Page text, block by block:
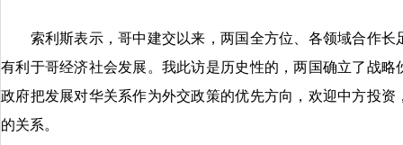
索利斯表示，哥中建交以来，两国全方位、各领域合作长
有利于哥经济社会发展。我此访是历史性的，两国确立了战
政府把发展对华关系作为外交政策的优先方向，欢迎中方投
的关系。